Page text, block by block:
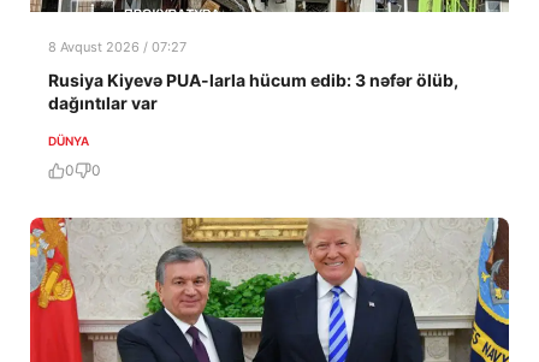
8 Avqust 2026 / 07:27
Rusiya Kiyevə PUA-larla hücum edib: 3 nəfər ölüb,
dağıntılar var
DÜNYA
0 0